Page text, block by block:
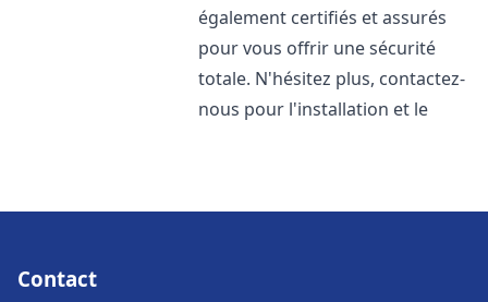
également certifiés et assurés
pour vous offrir une sécurité
totale. N'hésitez plus, contactez-
nous pour l'installation et le
Contact